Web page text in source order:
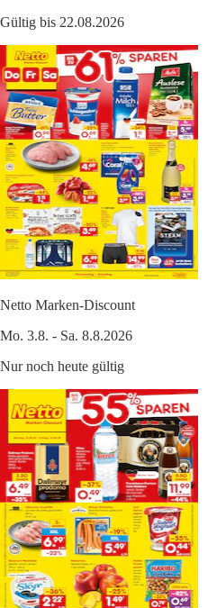
Gültig bis 22.08.2026
Netto Marken-Discount
Mo. 3.8. - Sa. 8.8.2026
Nur noch heute gültig